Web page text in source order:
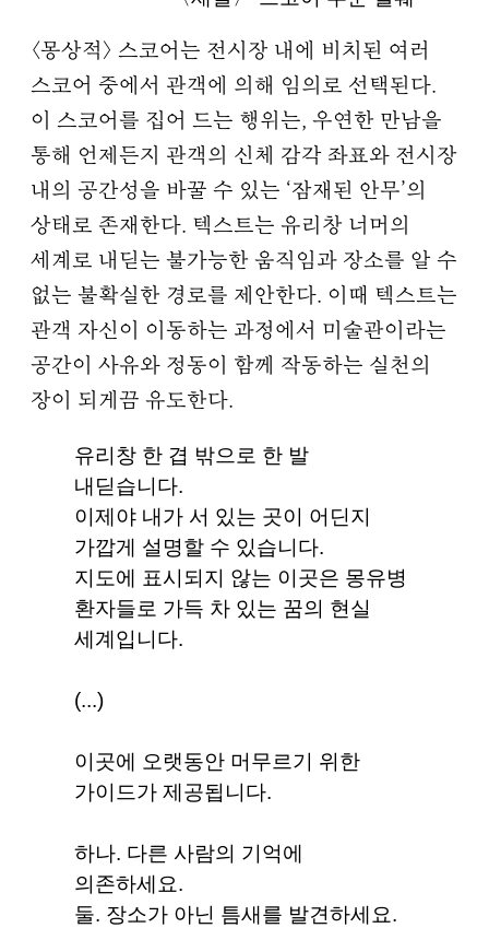
〈몽상적〉 스코어는 전시장 내에 비치된 여러
스코어 중에서 관객에 의해 임의로 선택된다.
이 스코어를 집어 드는 행위는, 우연한 만남을
통해 언제든지 관객의 신체 감각 좌표와 전시장
내의 공간성을 바꿀 수 있는 ‘잠재된 안무’의
상태로 존재한다. 텍스트는 유리창 너머의
세계로 내딛는 불가능한 움직임과 장소를 알 수
없는 불확실한 경로를 제안한다. 이때 텍스트는
관객 자신이 이동하는 과정에서 미술관이라는
공간이 사유와 정동이 함께 작동하는 실천의
장이 되게끔 유도한다.
유리창 한 겹 밖으로 한 발
내딛습니다.
이제야 내가 서 있는 곳이 어딘지
가깝게 설명할 수 있습니다.
지도에 표시되지 않는 이곳은 몽유병
환자들로 가득 차 있는 꿈의 현실
세계입니다.
(...)
이곳에 오랫동안 머무르기 위한
가이드가 제공됩니다.
하나. 다른 사람의 기억에
의존하세요.
둘. 장소가 아닌 틈새를 발견하세요.